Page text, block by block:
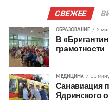
СВЕЖЕЕ
ОБРАЗОВАНИЕ 2
В
грамотности
МЕДИЦИНА 33
Санавиация
Ядринского